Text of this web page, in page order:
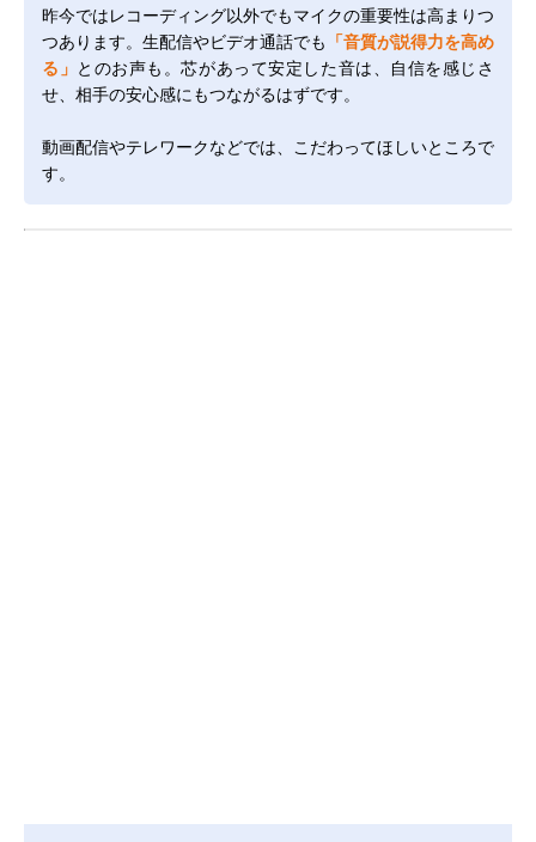
昨今ではレコーディング以外でもマイクの重要性は高まりつ
つあります。生配信やビデオ通話でも
「音質が説得力を高め
る」 とのお声も。芯があって安定した音は、自信を感じさ
せ、相手の安心感にもつながるはずです。
動画配信やテレワークなどでは、こだわってほしいところで
す。